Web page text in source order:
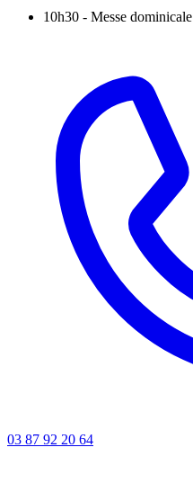
10h30 - Messe dominicale
03 87 92 20 64